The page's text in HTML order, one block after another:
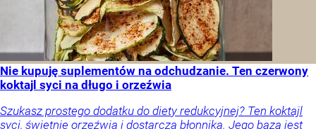
Nie kupuję suplementów na odchudzanie. Ten czerwony
koktajl syci na długo i orzeźwia
Szukasz prostego dodatku do diety redukcyjnej? Ten koktajl
syci, świetnie orzeźwia i dostarcza błonnika. Jego bazą jest